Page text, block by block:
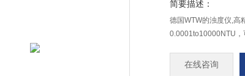
简要描述：
德国WTW的浊度仪,高
0.0001to10000NTU，
在线咨询